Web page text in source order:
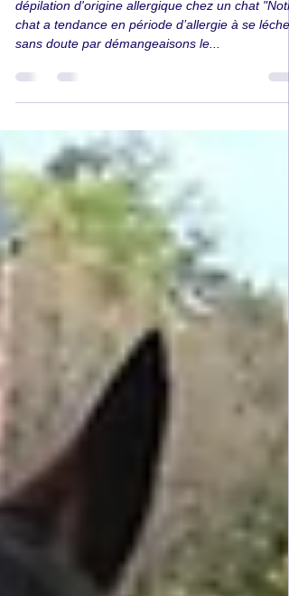
Dépilation d'origine allergique
dépilation d'origine allergique chez un chat
sans doute par démangeaisons le...